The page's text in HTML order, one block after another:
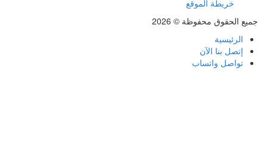
خريطة الموقع
جميع الحقوق محفوظة © 2026
الرئيسية
إتصل بنا الآن
تواصل واتساب